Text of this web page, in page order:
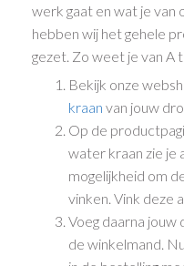
werk gaat en wat je van
hebben wij het gehele
gezet. Zo weet je van A
Bekijk onze
kraan van jouw
Op de
water kraan zie je
mogelijkheid om
vinken. Vink deze
Voeg daarna
de winkelmand.